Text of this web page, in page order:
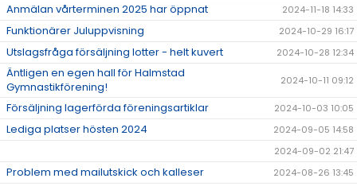
Anmälan vårterminen 2025 har öppnat 2024-11-18 14:33
Funktionärer Juluppvisning 2024-10-29 16:17
Utslagsfråga försäljning lotter - helt kuvert 2024-10-28 12:34
Äntligen en egen hall för Halmstad
Gymnastikförening!
2024-10-11 09:12
Försäljning lagerförda föreningsartiklar 2024-10-03 10:05
Lediga platser hösten 2024
2024-09-05 14:58
2024-09-02 21:47
Problem med mailutskick och kalleser 2024-08-26 13:45